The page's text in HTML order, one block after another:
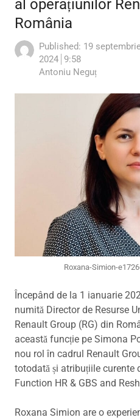
al operațiunilor
România
Published: 19
2024 9:58
Author
Antoniu Neguț
Roxana-Simion-
Începând de la 1 ianuarie
numită Director de Resurse
Renault Group (RG) din
această funcție pe Simona
nou rol în cadrul Renault
totodată și atribuțiile curente
Function HR & GBS and
Roxana Simion are o